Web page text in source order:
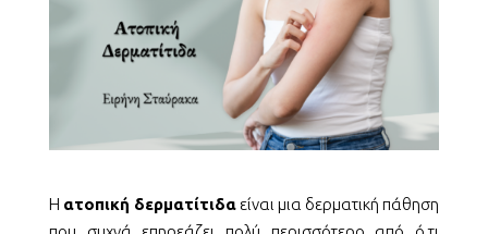
Η ατοπική δερματίτιδαείναι μια δερματική πάθηση